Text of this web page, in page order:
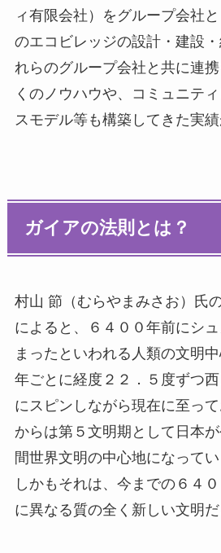
ィ有限会社）をグループ会社
のエコビレッジの設計・建設
れらのグループ会社と共に連
くのノウハウや、コミュニテ
スモデル等も構築してきた実績
ガイアの法則とは？
村山 節（むらやまみさお）氏
によると、６４００年前にシ
まったといわれる人類の文明
年ごとに経度２２．５度ずつ
にスピンしながら現在に至っ
からは第５文明期として日本
間世界文明の中心地になってい
しかもそれは、今までの６４
に異なる質の全く新しい文明だ